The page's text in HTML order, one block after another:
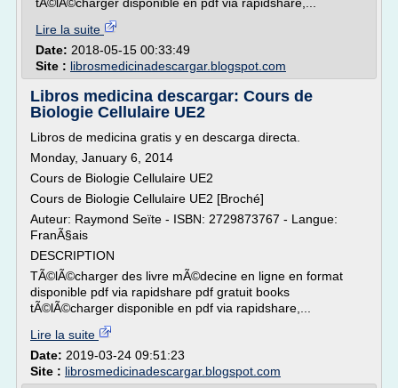
Lire la suite
Date: 2018-05-15 00:33:49
Site : librosmedicinadescargar.blogspot.com
Libros medicina descargar: Cours de
Biologie Cellulaire UE2
Libros de medicina gratis y en descarga directa.
Monday, January 6, 2014
Cours de Biologie Cellulaire UE2
Cours de Biologie Cellulaire UE2 [Broché]
Auteur: Raymond Seïte - ISBN: 2729873767 - Langue:
FranÃ§ais
DESCRIPTION
TÃ©lÃ©charger des livre mÃ©decine en ligne en format
disponible pdf via rapidshare pdf gratuit books
tÃ©lÃ©charger disponible en pdf via rapidshare,...
Lire la suite
Date: 2019-03-24 09:51:23
Site : librosmedicinadescargar.blogspot.com